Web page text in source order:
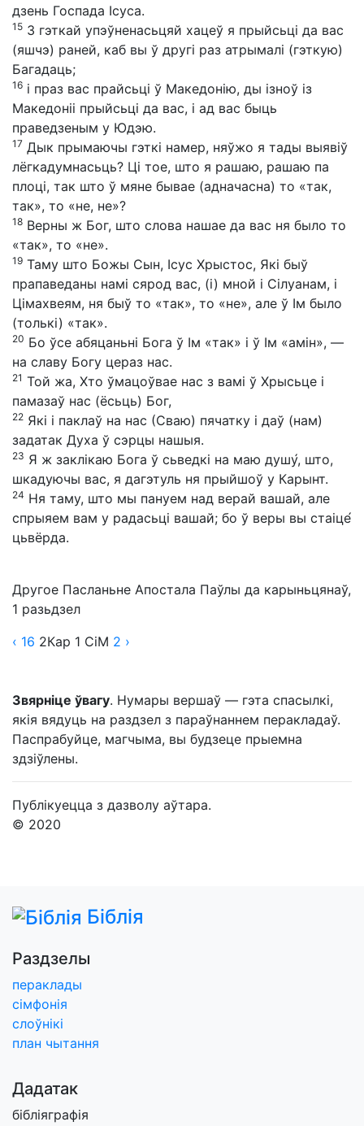
дзень Госпада Ісуса.
15 З гэткай упэўненасьцяй хацеў я прыйсьці да вас
(яшчэ) раней, каб вы ў другі раз атрымалі (гэткую)
Багадаць;
16 і праз вас прайсьці ў Македонію, ды ізноў із
Македоніі прыйсьці да вас, і ад вас быць
праведзеным у Юдэю.
17 Дык прымаючы гэткі намер, няўжо я тады выявіў
лёгкадумнасьць? Ці тое, што я рашаю, рашаю па
плоці, так што ў мяне бывае (адначасна) то «так,
так», то «не, не»?
18 Верны ж Бог, што слова нашае да вас ня было то
«так», то «не».
19 Таму што Божы Сын, Ісус Хрыстос, Які быў
прапаведаны намі сярод вас, (і) мной і Сілуанам, і
Цімахвеям, ня быў то «так», то «не», але ў Ім было
(толькі) «так».
20 Бо ўсе абяцаньні Бога ў Ім «так» і ў Ім «амін», —
на славу Богу цераз нас.
21 Той жа, Хто ўмацоўвае нас з вамі ў Хрысьце і
памазаў нас (ёсьць) Бог,
22 Які і паклаў на нас (Сваю) пячатку і даў (нам)
задатак Духа ў сэрцы нашыя.
23 Я ж заклікаю Бога ў сьведкі на маю душу́, што,
шкадуючы вас, я дагэтуль ня прыйшоў у Карынт.
24 Ня таму, што мы пануем над верай вашай, але
спрыяем вам у радасьці вашай; бо ў веры вы стаіце́
цьвёрда.
Другое Пасланьне Апостала Паўлы да карыньцянаў,
1 разьдзел
‹ 16 2Кар 1 СіМ 2 ›
Звярніце ўвагу. Нумары вершаў — гэта спасылкі,
якія вядуць на раздзел з параўнаннем перакладаў.
Паспрабуйце, магчыма, вы будзеце прыемна
здзіўлены.
Публікуецца з дазволу аўтара.
© 2020
Біблія
Раздзелы
пераклады
сімфонія
слоўнікі
план чытання
Дадатак
бібліяграфія